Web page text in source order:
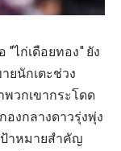
ไก่เดือยทอง" ยัง
ยนักเตะช่วง
วกเขากระโดด
องกลางดาวรุ่งพุ่ง
ป้าหมายสำคัญ